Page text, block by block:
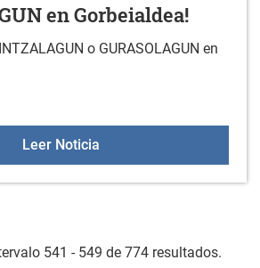
en Gorbeialdea!
o GURASOLAGUN en
Leer Noticia¡Anímate a ser
541 - 549 de 774 resultados.